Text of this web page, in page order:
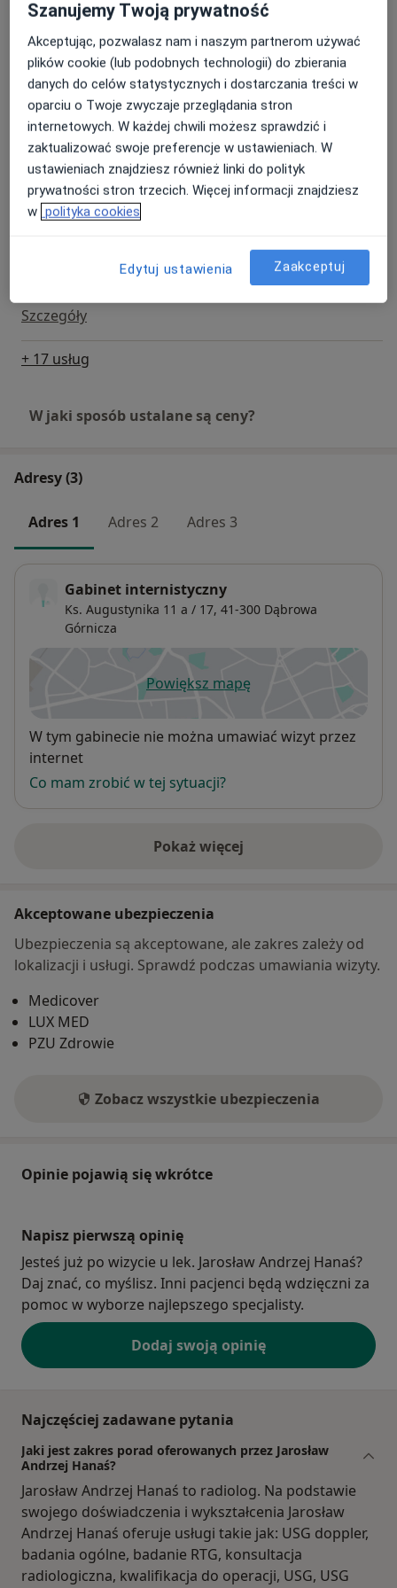
Konsultacja radiologiczna
Szczegóły
USG jąder
Szczegóły
USG węzłów chłonnych
Szczegóły
USG wątroby
Szczegóły
+ 17 usług
W jaki sposób ustalane są ceny?
Adresy (3)
Adres 1 Adres 2 Adres 3
Gabinet internistyczny
Ks. Augustynika 11 a / 17, 41-300 Dąbrowa
Górnicza
Powiększ mapęotwiera się w nowej karcie
Dostępność
W tym gabinecie nie można umawiać wizyt przez
internet
Co mam zrobić w tej sytuacji?
Pokaż więcej
o adresie
Akceptowane ubezpieczenia
Ubezpieczenia są akceptowane, ale zakres zależy od
lokalizacji i usługi. Sprawdź podczas umawiania wizyty.
Medicover
LUX MED
PZU Zdrowie
Zobacz wszystkie ubezpieczenia
Opinie pojawią się wkrótce
Napisz pierwszą opinię
Jesteś już po wizycie u lek. Jarosław Andrzej Hanaś?
Daj znać, co myślisz. Inni pacjenci będą wdzięczni za
pomoc w wyborze najlepszego specjalisty.
Dodaj swoją opinię
Najczęściej zadawane pytania
Jaki jest zakres porad oferowanych przez Jarosław
Andrzej Hanaś?
Jarosław Andrzej Hanaś to radiolog. Na podstawie
swojego doświadczenia i wykształcenia Jarosław
Andrzej Hanaś oferuje usługi takie jak: USG doppler,
badania ogólne, badanie RTG, konsultacja
radiologiczna, kwalifikacja do operacji, USG, USG
Szanujemy Twoją prywatność
Akceptując, pozwalasz nam i naszym partnerom używać
plików cookie (lub podobnych technologii) do zbierania
danych do celów statystycznych i dostarczania treści w
oparciu o Twoje zwyczaje przeglądania stron
internetowych. W każdej chwili możesz sprawdzić i
zaktualizować swoje preferencje w ustawieniach. W
ustawieniach znajdziesz również linki do polityk
prywatności stron trzecich. Więcej informacji znajdziesz
w polityka cookies
Edytuj ustawienia Zaakceptuj